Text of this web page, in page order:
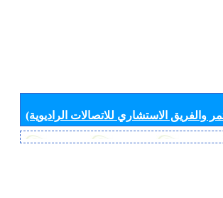
والفريق الاستشاري للاتصالات الراديوية)